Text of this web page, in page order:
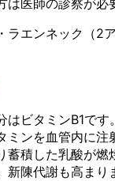
は医師の診察が必
ラエンネック（2
はビタミンB1です
ミンを血管内に注
蓄積した乳酸が燃
陳代謝も高まり